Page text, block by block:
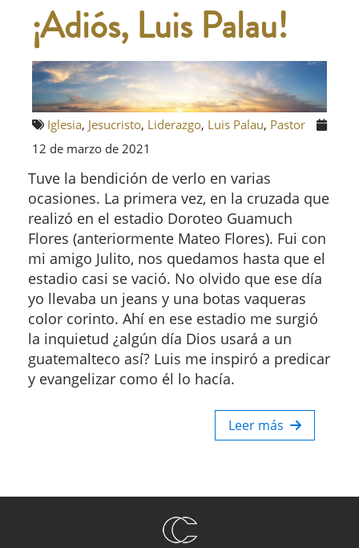
¡Adiós, Luis Palau!
Iglesia, Jesucristo, Liderazgo, Luis Palau, Pastor
12 de marzo de 2021
Tuve la bendición de verlo en varias
ocasiones. La primera vez, en la cruzada que
realizó en el estadio Doroteo Guamuch
Flores (anteriormente Mateo Flores). Fui con
mi amigo Julito, nos quedamos hasta que el
estadio casi se vació. No olvido que ese día
yo llevaba un jeans y una botas vaqueras
color corinto. Ahí en ese estadio me surgió
la inquietud ¿algún día Dios usará a un
guatemalteco así? Luis me inspiró a predicar
y evangelizar como él lo hacía.
Leer más